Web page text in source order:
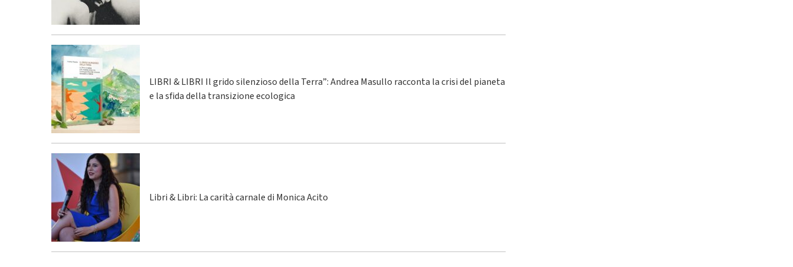
LIBRI & LIBRI Il grido silenzioso della Terra”: Andrea Masullo racconta la crisi del pianeta
e la sfida della transizione ecologica
Libri & Libri: La carità carnale di Monica Acito